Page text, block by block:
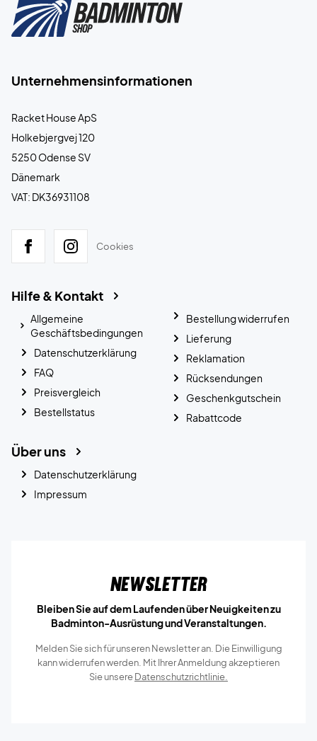
Unternehmensinformationen
Racket House ApS
Holkebjergvej 120
5250 Odense SV
Dänemark
VAT: DK36931108
Cookies
Hilfe & Kontakt
Allgemeine
Geschäftsbedingungen
Datenschutzerklärung
FAQ
Preisvergleich
Bestellstatus
Bestellung widerrufen
Lieferung
Reklamation
Rücksendungen
Geschenkgutschein
Rabattcode
Über uns
Datenschutzerklärung
Impressum
Newsletter
Bleiben Sie auf dem Laufenden über Neuigkeiten zu
Badminton-Ausrüstung und Veranstaltungen.
Melden Sie sich für unseren Newsletter an. Die Einwilligung
kann widerrufen werden. Mit Ihrer Anmeldung akzeptieren
Sie unsereDatenschutzrichtlinie.